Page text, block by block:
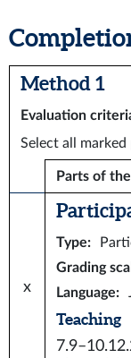
Method 1
Evaluation
Select all marked
Parts of
x
Type:
Grading
Language:
Teaching